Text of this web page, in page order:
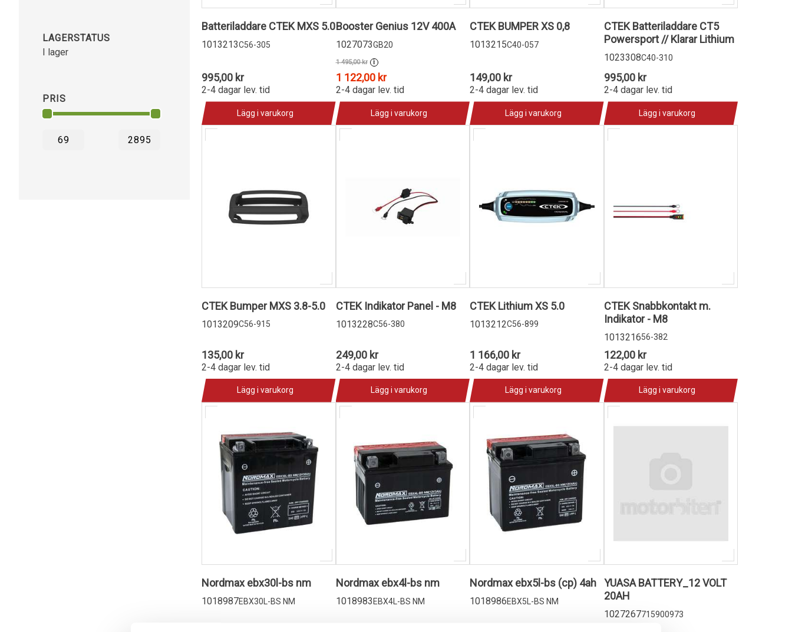
LAGERSTATUS
I lager
PRIS
Batteriladdare CTEK MXS 5.0
1013213C56-305
995,00 kr
2-4 dagar lev. tid
Lägg i varukorg
Booster Genius 12V 400A
1027073GB20
1 495,00 kr i
1 122,00 kr
2-4 dagar lev. tid
Lägg i varukorg
CTEK BUMPER XS 0,8
1013215C40-057
149,00 kr
2-4 dagar lev. tid
Lägg i varukorg
CTEK Batteriladdare CT5
Powersport // Klarar Lithium
1023308C40-310
995,00 kr
2-4 dagar lev. tid
Lägg i varukorg
CTEK Bumper MXS 3.8-5.0
1013209C56-915
135,00 kr
2-4 dagar lev. tid
Lägg i varukorg
CTEK Indikator Panel - M8
1013228C56-380
249,00 kr
2-4 dagar lev. tid
Lägg i varukorg
CTEK Lithium XS 5.0
1013212C56-899
1 166,00 kr
2-4 dagar lev. tid
Lägg i varukorg
CTEK Snabbkontakt m.
Indikator - M8
101321656-382
122,00 kr
2-4 dagar lev. tid
Lägg i varukorg
Nordmax ebx30l-bs nm
1018987EBX30L-BS NM
Nordmax ebx4l-bs nm
1018983 EBX4L-BS NM
Nordmax ebx5l-bs (cp) 4ah
1018986EBX5L-BS NM
YUASA BATTERY_12 VOLT
20AH
1027267715900973